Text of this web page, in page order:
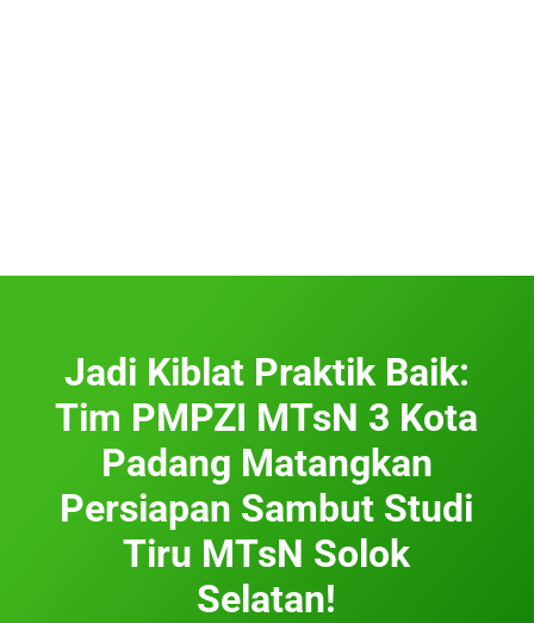
Jadi Kiblat Praktik Baik:
Tim PMPZI MTsN 3 Kota
Padang Matangkan
Persiapan Sambut Studi
Tiru MTsN Solok
Selatan!